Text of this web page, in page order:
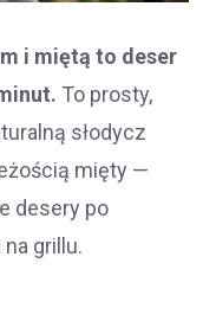
i miętą to deser
To prosty,
słodycz
mięty —
desery po
grillu.